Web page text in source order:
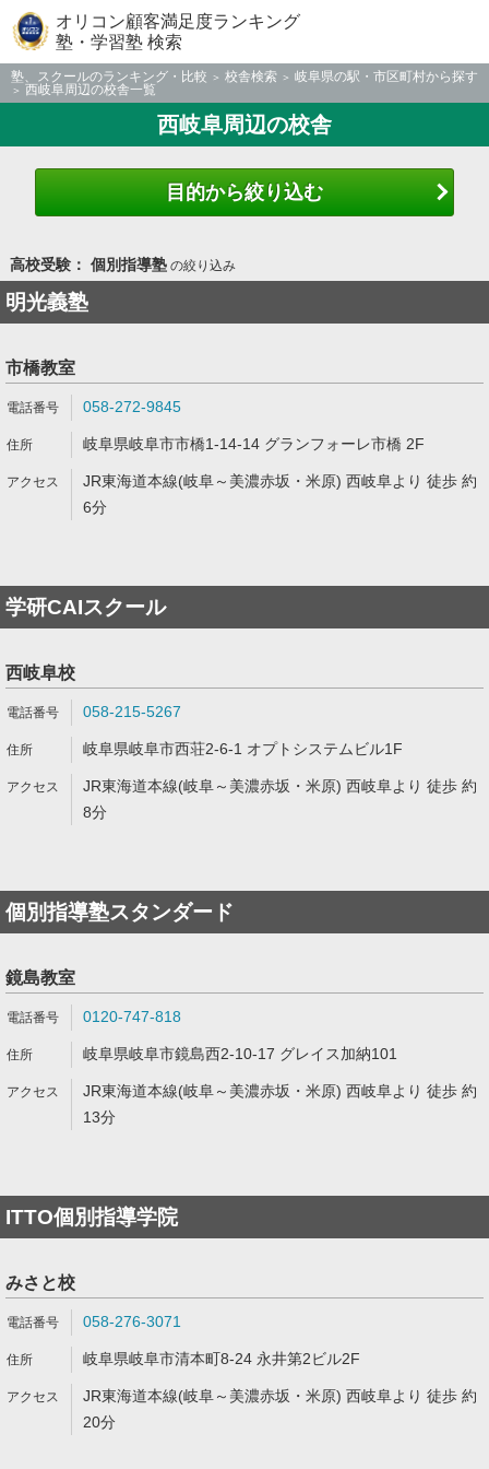
オリコン顧客満足度ランキング
塾・学習塾 検索
塾、スクールのランキング・比較 校舎検索
岐阜県の駅・市区町村から探す
西岐阜周辺の校舎一覧
西岐阜周辺の校舎
目的から絞り込む
高校受験： 個別指導塾の絞り込み
明光義塾
市橋教室
058-272-9845
岐阜県岐阜市市橋1-14-14 グランフォーレ市橋 2F
JR東海道本線(岐阜～美濃赤坂・米原) 西岐阜より 徒歩 約
6分
学研CAIスクール
西岐阜校
058-215-5267
岐阜県岐阜市西荘2-6-1 オプトシステムビル1F
JR東海道本線(岐阜～美濃赤坂・米原) 西岐阜より 徒歩 約
8分
個別指導塾スタンダード
鏡島教室
0120-747-818
岐阜県岐阜市鏡島西2-10-17 グレイス加納101
JR東海道本線(岐阜～美濃赤坂・米原) 西岐阜より 徒歩 約
13分
ITTO個別指導学院
みさと校
058-276-3071
岐阜県岐阜市清本町8-24 永井第2ビル2F
JR東海道本線(岐阜～美濃赤坂・米原) 西岐阜より 徒歩 約
20分